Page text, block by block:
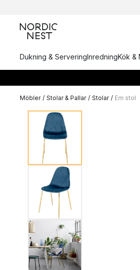
Dukning & ServeringInredningKök &
Möbler / Stolar & Pallar / Stolar / Em stol